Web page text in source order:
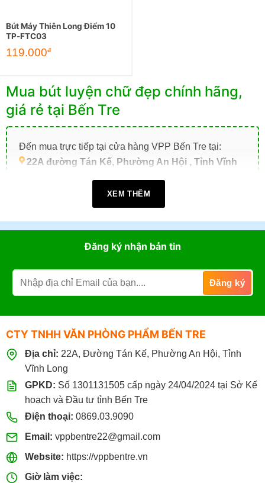
Bút Máy Thiên Long Điểm 10
TP-FTC03
119.000đ
Mua bút luyện chữ đẹp chính hãng,
giá rẻ tại Bến Tre
Đến mua trực tiếp tại cửa hàng VPP Bến Tre tại:
22A đường Tán Kế, Phường An Hội , Tỉnh Vĩnh
07h30 - 17h30(Từ: Thứ 2 đến Thứ 7,
Đặt mua online tại website https://vppbentre.vn
Đặt mua qua điện thoại:
0869.03.9090
096.339.3566
XEM THÊM
Đăng ký nhận bản tin
CTY TNHH VĂN PHÒNG PHẨM BẾN TRE
Địa chỉ: 22A, Đường Tán Kế, Phường An Hội, Tỉnh
Vĩnh Long
GPKD: Số 1301131505 cấp ngày 24/04/2024 tại Sở Kế
hoạch và Đầu tư tỉnh Bến Tre
Điện thoại: 0869.03.9090
Email: vppbentre22@gmail.com
Website: https://vppbentre.vn
Giờ làm việc: